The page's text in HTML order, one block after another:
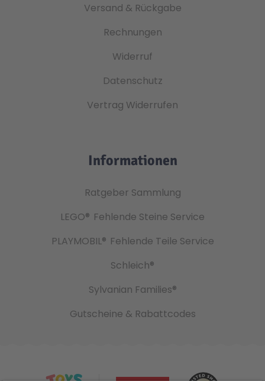
Versand & Rückgabe
Rechnungen
Widerruf
Datenschutz
Vertrag Widerrufen
Informationen
Ratgeber Sammlung
LEGO® Fehlende Steine Service
PLAYMOBIL® Fehlende Teile Service
Schleich®
Sylvanian Families®
Gutscheine & Rabattcodes